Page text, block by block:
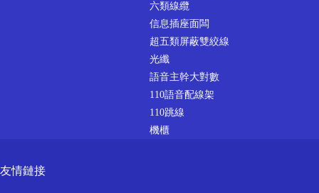
六類線纜
信息插座面闆
超五類屏蔽雙絞線
光纖
語音主幹大對數
110語音配線架
110跳線
機櫃
友情鏈接